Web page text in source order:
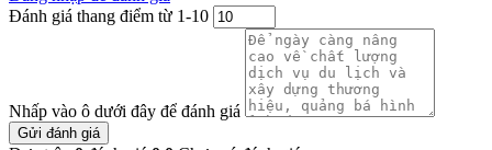
Đánh giá thang điểm từ 1-10
Nhấp vào ô dưới đây để đánh giá
Gửi đánh giá